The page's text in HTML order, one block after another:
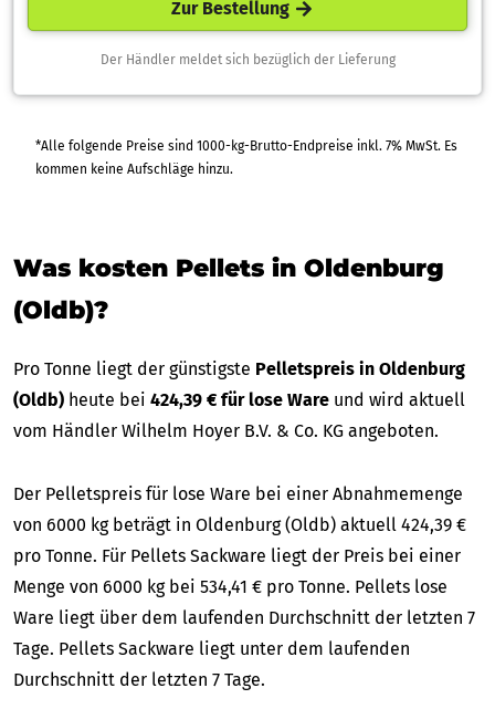
Zur Bestellung
Der Händler meldet sich bezüglich der Lieferung
*Alle folgende Preise sind 1000-kg-Brutto-Endpreise inkl. 7% MwSt. Es
kommen keine Aufschläge hinzu.
Was kosten Pellets in Oldenburg
(Oldb)?
Pro Tonne liegt der günstigste Pelletspreis in Oldenburg
(Oldb) heute bei 424,39 € für lose Ware und wird aktuell
vom Händler Wilhelm Hoyer B.V. & Co. KG angeboten.
Der Pelletspreis für lose Ware bei einer Abnahmemenge
von 6000 kg beträgt in Oldenburg (Oldb) aktuell 424,39 €
pro Tonne. Für Pellets Sackware liegt der Preis bei einer
Menge von 6000 kg bei 534,41 € pro Tonne. Pellets lose
Ware liegt über dem laufenden Durchschnitt der letzten 7
Tage. Pellets Sackware liegt unter dem laufenden
Durchschnitt der letzten 7 Tage.